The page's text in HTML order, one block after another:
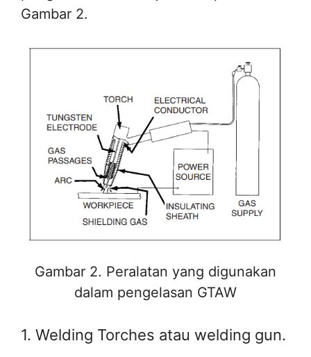
Gambar 2.
Gambar 2. Peralatan yang digunakan
dalam pengelasan GTAW
1. Welding Torches atau welding gun.